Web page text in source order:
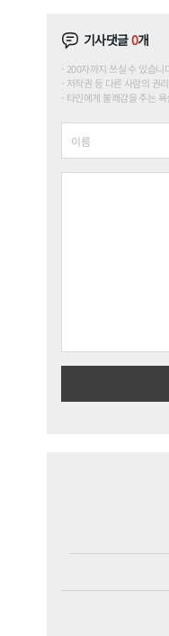
기사댓글0개
200자까지 쓰실 수 있습
저작권 등 다른 사람의 권
타인에게 불쾌감을 주는